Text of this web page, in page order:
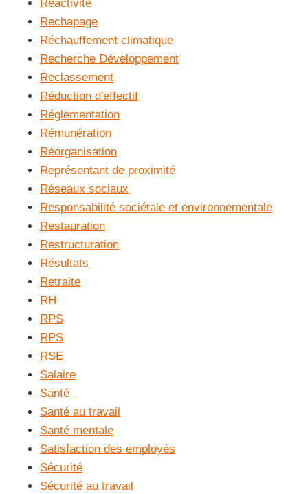
Réactivité
Rechapage
Réchauffement climatique
Recherche Développement
Reclassement
Réduction d'effectif
Réglementation
Rémunération
Réorganisation
Représentant de proximité
Réseaux sociaux
Responsabilité sociétale et environnementale
Restauration
Restructuration
Résultats
Retraite
RH
RPS
RPS
RSE
Salaire
Santé
Santé au travail
Santé mentale
Satisfaction des employés
Sécurité
Sécurité au travail